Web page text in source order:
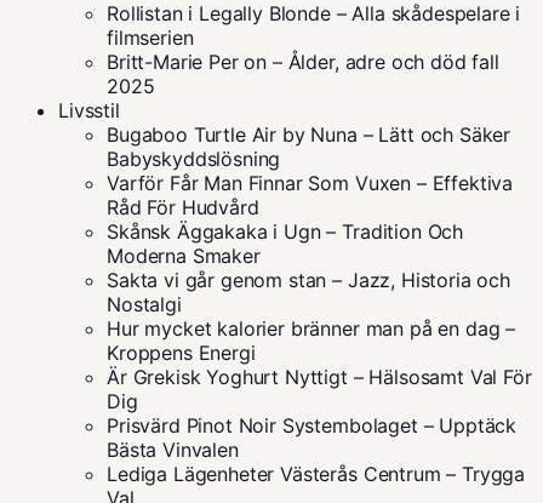
Rollistan i Legally Blonde – Alla skådespelare i
filmserien
Britt-Marie Per on – Ålder, adre och död fall
2025
Livsstil
Bugaboo Turtle Air by Nuna – Lätt och Säker
Babyskyddslösning
Varför Får Man Finnar Som Vuxen – Effektiva
Råd För Hudvård
Skånsk Äggakaka i Ugn – Tradition Och
Moderna Smaker
Sakta vi går genom stan – Jazz, Historia och
Nostalgi
Hur mycket kalorier bränner man på en dag –
Kroppens Energi
Är Grekisk Yoghurt Nyttigt – Hälsosamt Val För
Dig
Prisvärd Pinot Noir Systembolaget – Upptäck
Bästa Vinvalen
Lediga Lägenheter Västerås Centrum – Trygga
Val